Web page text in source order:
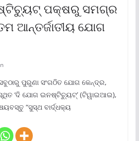
ପକ୍ଷରୁ ସମଗ୍ର
ଆନ୍ତର୍ଜାତୀୟ ଯୋଗ
ପୁରୁଣା ସଂଗଠିତ ଯୋଗ କେନ୍ଦ୍ର,
ସ୍ଥିତ ‘ଦି ଯୋଗ ଇନଷ୍ଟିଚ୍ୟୁଟ୍‌’ (ଟିୱାଇଆଇ),
“ସୁସ୍ଥ ବାର୍ଦ୍ଧକ୍ୟ